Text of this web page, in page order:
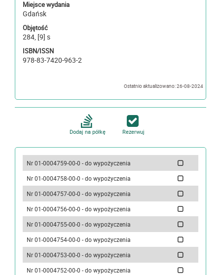
Miejsce wydania
Gdańsk
Objętość
284, [9] s
ISBN/ISSN
978-83-7420-963-2
Ostatnio aktualizowano: 26-08-2024
Dodaj na półkę Rezerwuj
Nr 01-0004759-00-0 - do wypożyczenia
Nr 01-0004758-00-0 - do wypożyczenia
Nr 01-0004757-00-0 - do wypożyczenia
Nr 01-0004756-00-0 - do wypożyczenia
Nr 01-0004755-00-0 - do wypożyczenia
Nr 01-0004754-00-0 - do wypożyczenia
Nr 01-0004753-00-0 - do wypożyczenia
Nr 01-0004752-00-0 - do wypożyczenia